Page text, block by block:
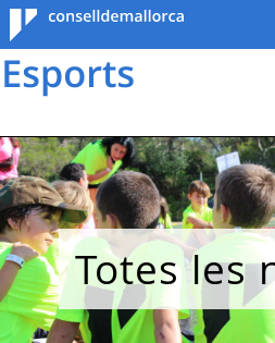
Consell de
Mallorca
Totes les